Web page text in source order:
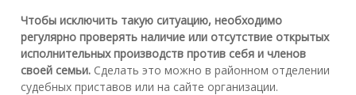
Чтобы исключить такую ситуацию, необходимо
регулярно проверять наличие или отсутствие открытых
исполнительных производств против себя и членов
своей семьи. Сделать это можно в районном отделении
судебных приставов или на сайте организации.